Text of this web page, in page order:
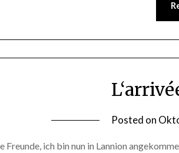
Posted on
Freunde, ich bin nun in Lannion